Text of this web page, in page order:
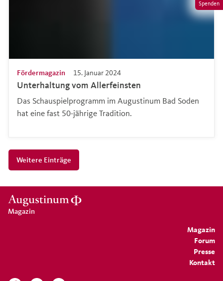
Spenden
Unterhaltung vom Allerfeinsten
15. Januar 2024
Fördermagazin
Das Schauspielprogramm im Augustinum Bad Soden
hat eine fast 50-jährige Tradition.
Weitere Einträge
Magazin
Forum
Presse
Kontakt
Magazin